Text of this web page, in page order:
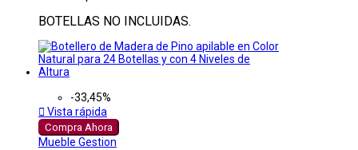
BOTELLAS NO INCLUIDAS.
-33,45%
 Vista rápida
Compra Ahora
Mueble Gestion